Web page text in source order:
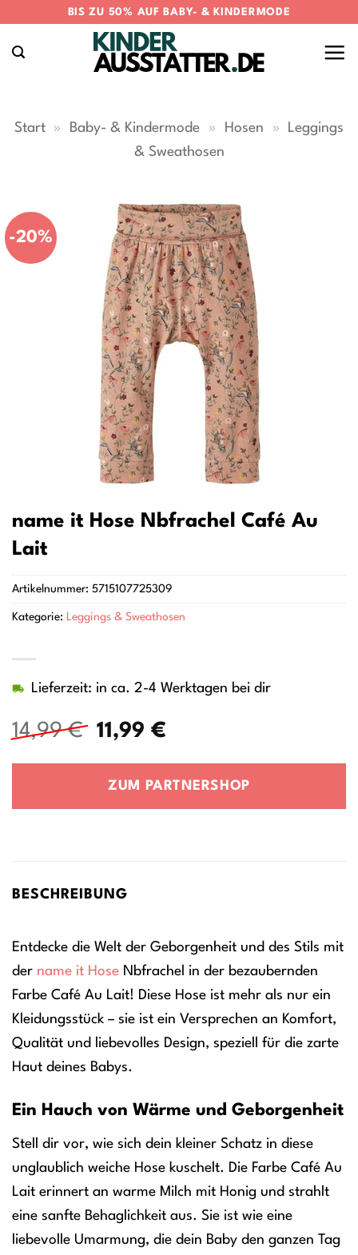
springen
BIS ZU 50% AUF BABY- & KINDERMODE
Start » Baby- & Kindermode » Hosen »
Leggings
& Sweathosen
-20%
name it Hose Nbfrachel Café Au
Lait
14,99€
Ursprünglicher
war:
11,99 €Aktueller
ist:
Lieferzeit: in ca. 2-4 Werktagen bei dir
ZUM PARTNERSHOP
Artikelnummer: 5715107725309
Kategorie: Leggings & Sweathosen
BESCHREIBUNG
Entdecke die Welt der Geborgenheit und des Stils mit
der name it Hose Nbfrachel in der bezaubernden
Farbe Café Au Lait! Diese Hose ist mehr als nur ein
Kleidungsstück – sie ist ein Versprechen an Komfort,
Qualität und liebevolles Design, speziell für die zarte
Haut deines Babys.
Ein Hauch von Wärme und Geborgenheit
Stell dir vor, wie sich dein kleiner Schatz in diese
unglaublich weiche Hose kuschelt. Die Farbe Café Au
Lait erinnert an warme Milch mit Honig und strahlt
eine sanfte Behaglichkeit aus. Sie ist wie eine
liebevolle Umarmung, die dein Baby den ganzen Tag